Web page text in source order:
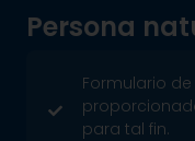
Persona
Formulario
para tal fin.